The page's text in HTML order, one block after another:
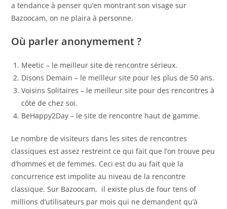
a tendance à penser qu’en montrant son visage sur
Bazoocam, on ne plaira à personne.
Où parler anonymement ?
Meetic – le meilleur site de rencontre sérieux.
Disons Demain – le meilleur site pour les plus de 50 ans.
Voisins Solitaires – le meilleur site pour des rencontres à
côté de chez soi.
BeHappy2Day – le site de rencontre haut de gamme.
Le nombre de visiteurs dans les sites de rencontres
classiques est assez restreint ce qui fait que l’on trouve peu
d’hommes et de femmes. Ceci est du au fait que la
concurrence est impolite au niveau de la rencontre
classique. Sur Bazoocam, il existe plus de four tens of
millions d’utilisateurs par mois qui ne demandent qu’à